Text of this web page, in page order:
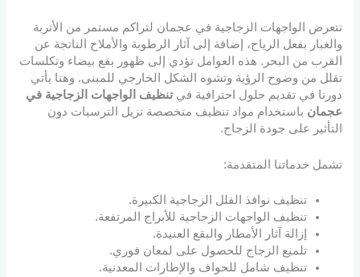
تتعرض الواجهات الزجاجية في عجمان لتراكم مستمر من الأتربة
والغبار بفعل الرياح، إضافة إلى آثار الرطوبة والأملاح الناتجة عن
القرب من البحر. هذه العوامل تؤدي إلى ظهور بقع بيضاء وتكلسات
تقلل من وضوح الرؤية وتشوه الشكل الخارجي للمبنى. وهنا يأتي
دورنا في تقديم حلول احترافية فيتنظيف الواجهات الزجاجية في
عجمان باستخدام مواد تنظيف متخصصة تزيل الترسبات دون
التأثير على جودة الزجاج.
تشمل خدماتنا المتقدمة:
تنظيف نوافذ الفلل الزجاجية الكبيرة.
تنظيف الواجهات الزجاجية للأبراج المرتفعة.
إزالة آثار الأمطار والبقع العنيدة.
تلميع الزجاج للحصول على لمعان فوري.
تنظيف شامل للحواف والإطارات المعدنية.